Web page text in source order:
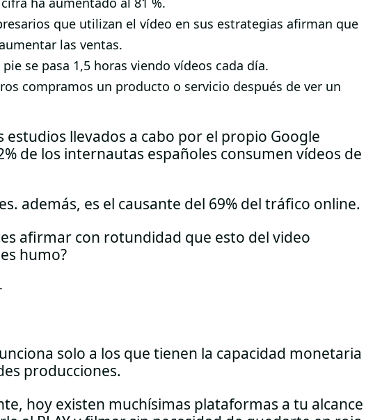
que utilizan el vídeo en sus estrategias afirman que
las ventas.
se pasa 1,5 horas viendo vídeos cada día.
compramos un producto o servicio después de ver un
estudios llevados a cabo por el propio Google
de los internautas españoles consumen vídeos de
además, es el causante del 69% del tráfico online.
afirmar con rotundidad que esto del video
humo?
solo a los que tienen la capacidad monetaria
producciones.
hoy existen muchísimas plataformas a tu alcance